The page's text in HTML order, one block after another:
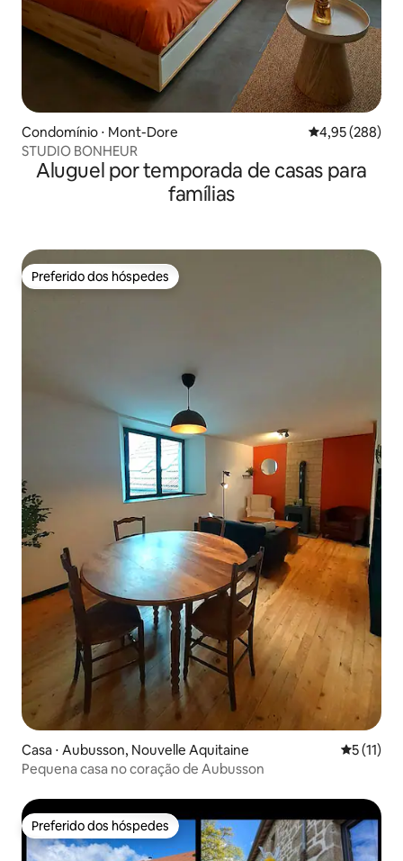
Condomínio ⋅ Mont-Dore 4,95 de uma
4,95 (288)
STUDIO BONHEUR
Aluguel por temporada de casas para
famílias
Preferido dos hóspedes
Preferido dos hóspedes
Casa ⋅ Aubusson, Nouvelle Aquitaine 5 de uma
5 (11)
Pequena casa no coração de Aubusson
Preferido dos hóspedes
Preferido dos hóspedes